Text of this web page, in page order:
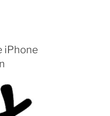
iPhone